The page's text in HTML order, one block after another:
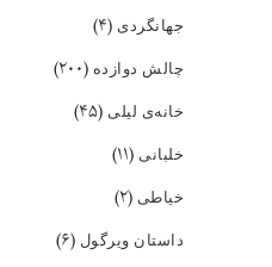
جهانگردی (۴)
چالش دوازده (۲۰۰)
خانه‌ی لیلی (۴۵)
خلبانی (۱۱)
خیاطی (۲)
داستان ویرگول (۶)